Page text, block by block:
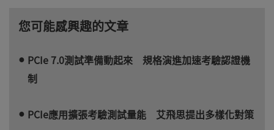
您可能感興趣的文章
PCIe 7.0測試準備動起來 規格演進加速考驗認證機
制
PCIe應用擴張考驗測試量能 艾飛思提出多樣化對策